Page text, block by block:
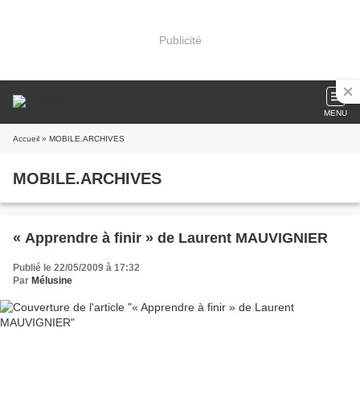
Publicité
MENU
Accueil » MOBILE.ARCHIVES
MOBILE.ARCHIVES
« Apprendre à finir » de Laurent MAUVIGNIER
Publié le 22/05/2009 à 17:32
Par Mélusine